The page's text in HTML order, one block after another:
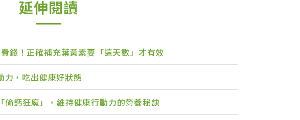
延伸閱讀
錢！正確補充葉黃素要「這天數」才有效
力，吃出健康好狀態
鈣狂魔」，維持健康行動力的營養秘訣